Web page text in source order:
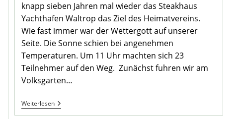
knapp sieben Jahren mal wieder das Steakhaus
Yachthafen Waltrop das Ziel des Heimatvereins.
Wie fast immer war der Wettergott auf unserer
Seite. Die Sonne schien bei angenehmen
Temperaturen. Um 11 Uhr machten sich 23
Teilnehmer auf den Weg. Zunächst fuhren wir am
Volksgarten…
WeiterlesenMonatsradtour
Zum